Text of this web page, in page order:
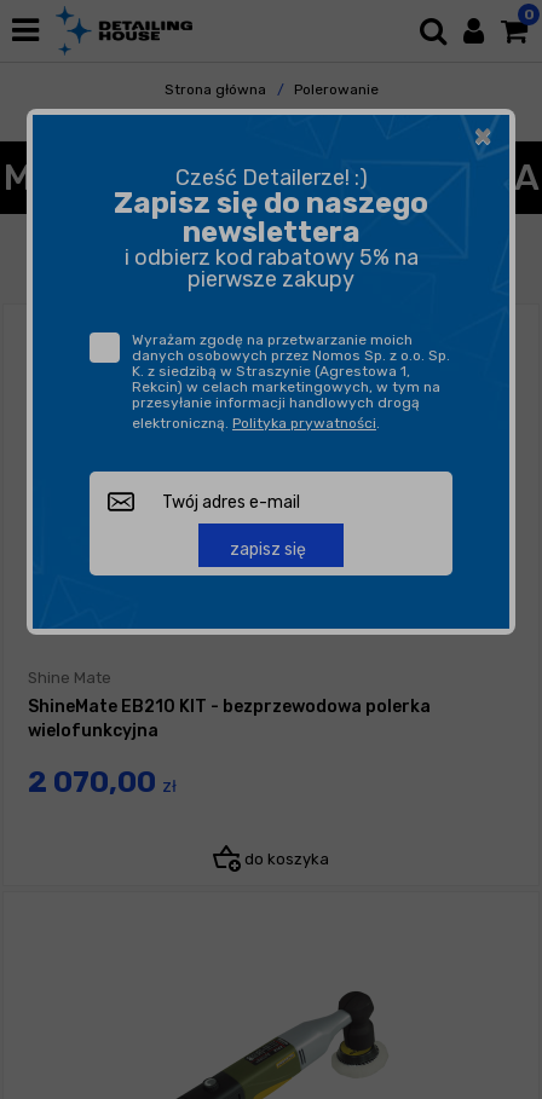
0
Strona główna
Polerowanie
Maszyny Polerskie
Mini Polerki
MINI POLERKA SAMOCHODOWA
FILTROWANIE SORTUJ
Shine Mate
ShineMate EB210 KIT - bezprzewodowa polerka
wielofunkcyjna
2 070,00 zł
do koszyka
×
Cześć Detailerze! :)
Zapisz się do naszego
newslettera
i odbierz kod rabatowy 5% na
pierwsze zakupy
Wyrażam zgodę na przetwarzanie moich
danych osobowych przez Nomos Sp. z o.o. Sp.
K. z siedzibą w Straszynie (Agrestowa 1,
Rekcin) w celach marketingowych, w tym na
przesyłanie informacji handlowych drogą
elektroniczną. Polityka prywatności.
zapisz się